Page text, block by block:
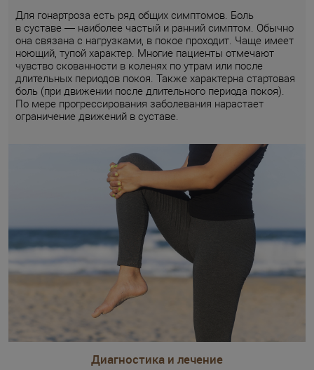
Для гонартроза есть ряд общих симптомов. Боль
в суставе — наиболее частый и ранний симптом. Обычно
она связана с нагрузками, в покое проходит. Чаще имеет
ноющий, тупой характер. Многие пациенты отмечают
чувство скованности в коленях по утрам или после
длительных периодов покоя. Также характерна стартовая
боль (при движении после длительного периода покоя).
По мере прогрессирования заболевания нарастает
ограничение движений в суставе.
Диагностика и лечение